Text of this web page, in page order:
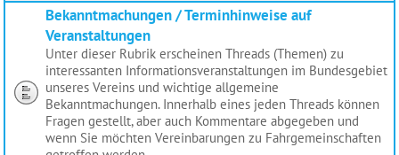
Bekanntmachungen / Terminhinweise auf
Veranstaltungen
Unter dieser Rubrik erscheinen Threads (Themen) zu
interessanten Informationsveranstaltungen im Bundesgebiet
unseres Vereins und wichtige allgemeine
Bekanntmachungen. Innerhalb eines jeden Threads können
Fragen gestellt, aber auch Kommentare abgegeben und
wenn Sie möchten Vereinbarungen zu Fahrgemeinschaften